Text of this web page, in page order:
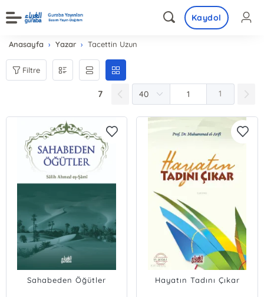
Kaydol
Anasayfa Yazar Tacettin Uzun
Filtre
7 1
Sahabeden Öğütler Hayatın Tadını Çıkar